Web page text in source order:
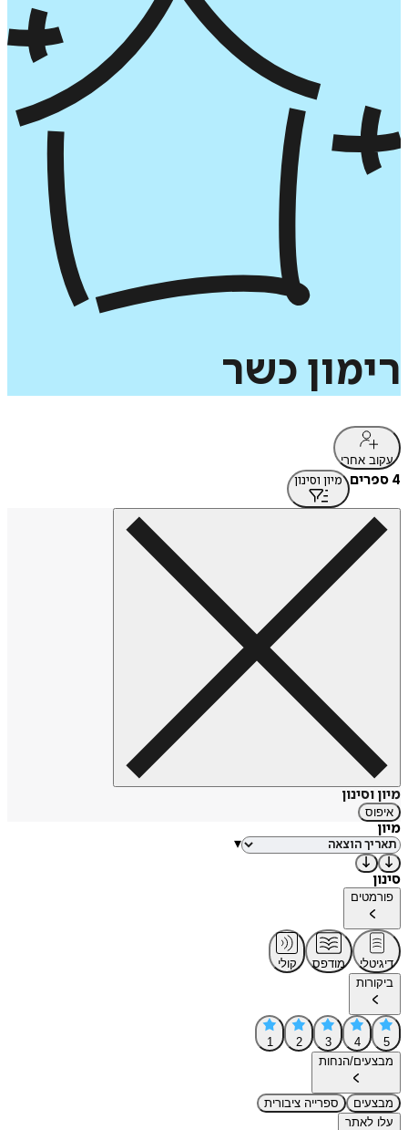
רימון כשר
עקוב אחרי
4 ספרים מיון וסינון
מיון וסינון
איפוס
מיון
▾
סינון
פורמטים
דיגיטלי מודפס
קולי
ביקורות
5
4
3
2
1
מבצעים/הנחות
מבצעים
ספרייה ציבורית
עלו לאתר